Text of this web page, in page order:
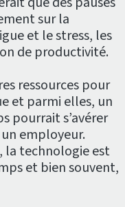
sur la
et le stress, les
de productivité.
ressources pour
et parmi elles, un
pourrait s’avérer
employeur.
la technologie est
et bien souvent,